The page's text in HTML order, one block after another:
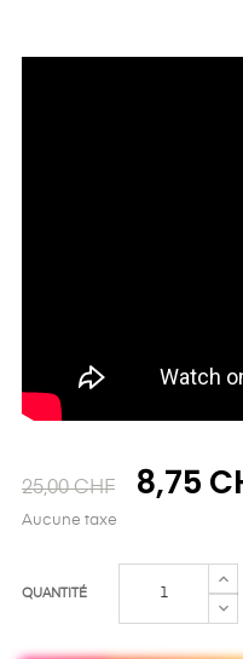
25,00 CHF 8,75
Aucune taxe
QUANTITÉ